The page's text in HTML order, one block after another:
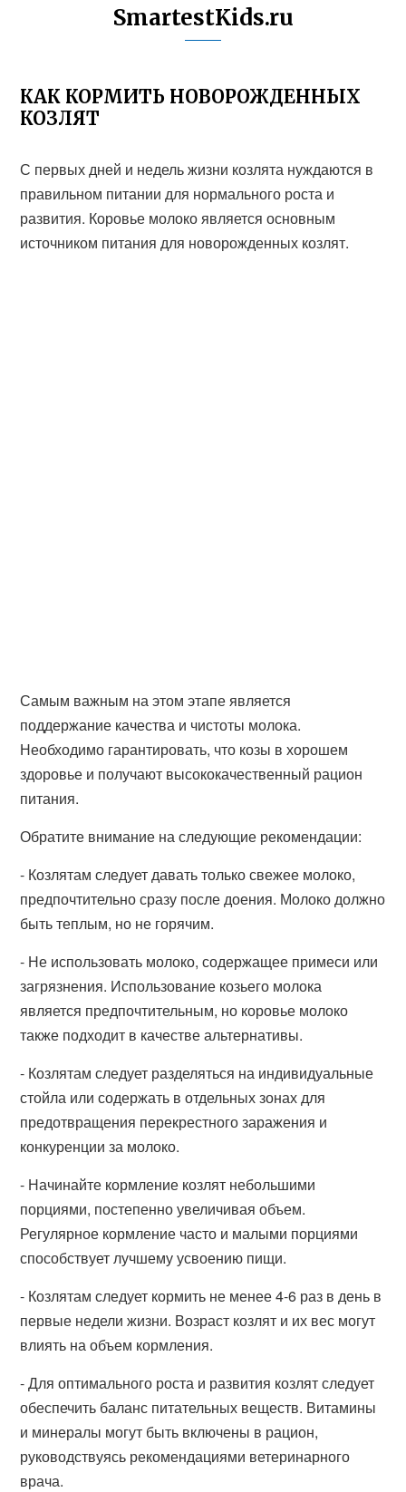
SmartestKids.ru
КАК КОРМИТЬ НОВОРОЖДЕННЫХ
КОЗЛЯТ
С первых дней и недель жизни козлята нуждаются в
правильном питании для нормального роста и
развития. Коровье молоко является основным
источником питания для новорожденных козлят.
Самым важным на этом этапе является
поддержание качества и чистоты молока.
Необходимо гарантировать, что козы в хорошем
здоровье и получают высококачественный рацион
питания.
Обратите внимание на следующие рекомендации:
- Козлятам следует давать только свежее молоко,
предпочтительно сразу после доения. Молоко должно
быть теплым, но не горячим.
- Не использовать молоко, содержащее примеси или
загрязнения. Использование козьего молока
является предпочтительным, но коровье молоко
также подходит в качестве альтернативы.
- Козлятам следует разделяться на индивидуальные
стойла или содержать в отдельных зонах для
предотвращения перекрестного заражения и
конкуренции за молоко.
- Начинайте кормление козлят небольшими
порциями, постепенно увеличивая объем.
Регулярное кормление часто и малыми порциями
способствует лучшему усвоению пищи.
- Козлятам следует кормить не менее 4-6 раз в день в
первые недели жизни. Возраст козлят и их вес могут
влиять на объем кормления.
- Для оптимального роста и развития козлят следует
обеспечить баланс питательных веществ. Витамины
и минералы могут быть включены в рацион,
руководствуясь рекомендациями ветеринарного
врача.